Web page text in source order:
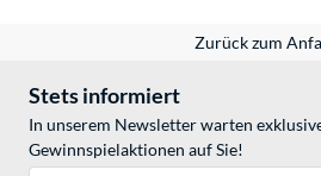
Zurück zum
Stets informiert
In unserem Newsletter warten
Gewinnspielaktionen auf Sie!